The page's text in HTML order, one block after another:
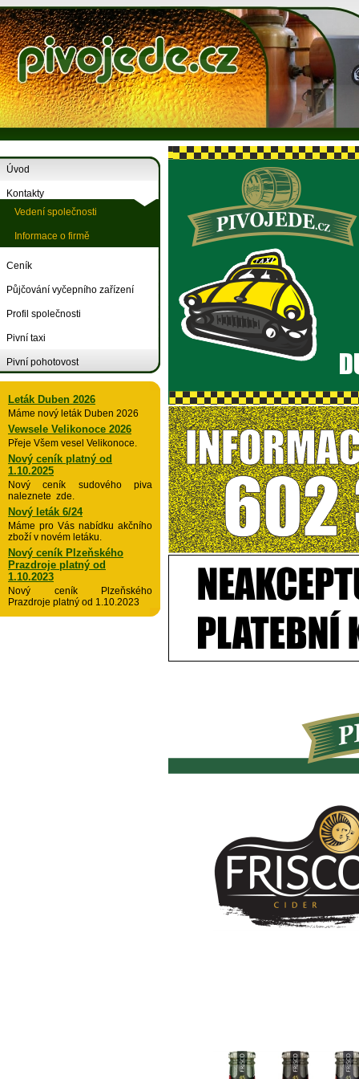
Úvod
Kontakty
Vedení společnosti
Informace o firmě
Ceník
Půjčování vyčepního zařízení
Profil společnosti
Pivní taxi
Pivní pohotovost
Leták Duben 2026
Máme nový leták Duben 2026
Vewsele Velikonoce 2026
Přeje Všem vesel Velikonoce.
Nový ceník platný od
1.10.2025
Nový ceník sudového piva
naleznete zde.
Nový leták 6/24
Máme pro Vás nabídku akčního
zboží v novém letáku.
Nový ceník Plzeňského
Prazdroje platný od
1.10.2023
Nový ceník Plzeňského
Prazdroje platný od 1.10.2023